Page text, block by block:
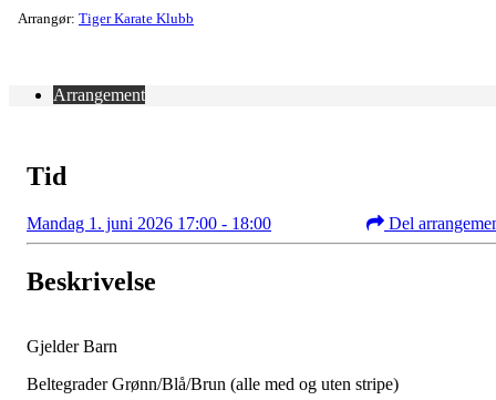
Arrangør: Tiger Karate Klubb
Arrangement
Tid
Mandag 1. juni 2026 17:00 - 18:00 Del
Beskrivelse
Gjelder Barn
Beltegrader Grønn/Blå/Brun (alle med og uten stripe)